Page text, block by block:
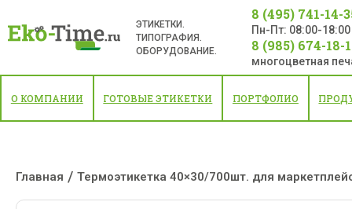
ЭТИКЕТКИ.
ТИПОГРАФИЯ.
ОБОРУДОВАНИЕ.
8 (495) 741-14-
Пн-Пт: 08:00-18:00
8 (985) 674-18-
многоцветная
О КОМПАНИИ ГОТОВЫЕ ЭТИКЕТКИ ПОРТФОЛИО
Главная / Термоэтикетка 40×30/700шт. для